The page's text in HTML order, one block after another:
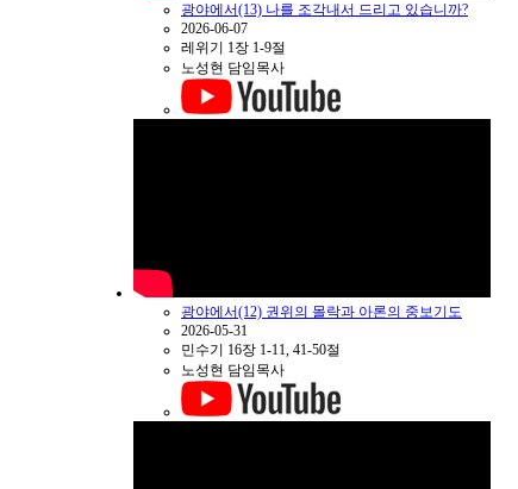
광야에서(13) 나를 조각내서 드리고 있습니까?
2026-06-07
레위기 1장 1-9절
노성현 담임목사
광야에서(12) 권위의 몰락과 아론의 중보기도
2026-05-31
민수기 16장 1-11, 41-50절
노성현 담임목사